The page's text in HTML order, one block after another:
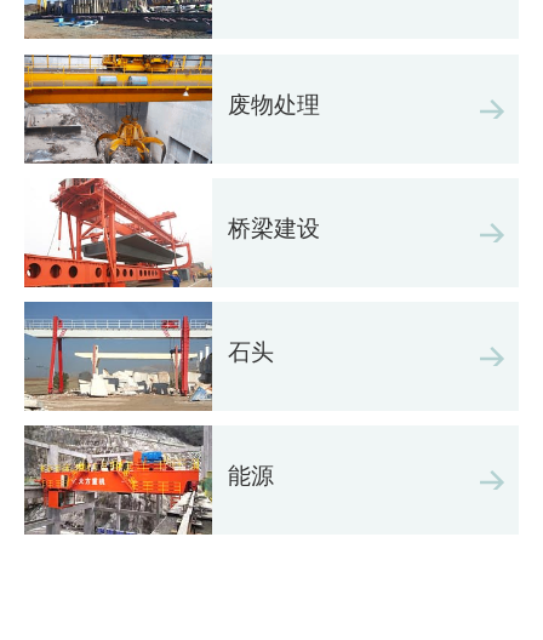
废物处理
桥梁建设
石头
能源